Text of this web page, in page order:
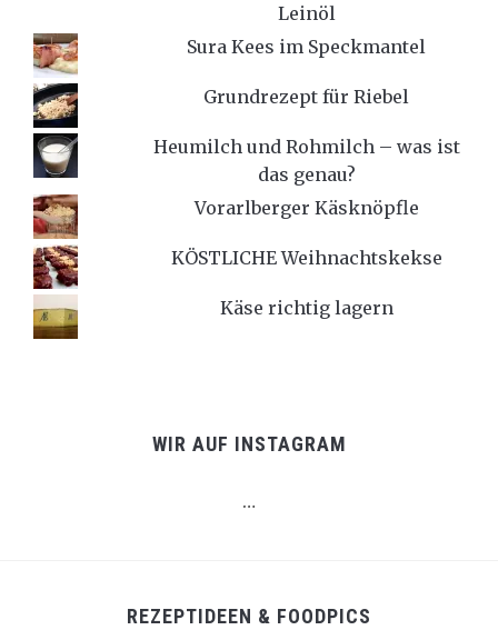
Leinöl
Sura Kees im Speckmantel
Grundrezept für Riebel
Heumilch und Rohmilch – was ist
das genau?
Vorarlberger Käsknöpfle
KÖSTLICHE Weihnachtskekse
Käse richtig lagern
WIR AUF INSTAGRAM
…
REZEPTIDEEN & FOODPICS